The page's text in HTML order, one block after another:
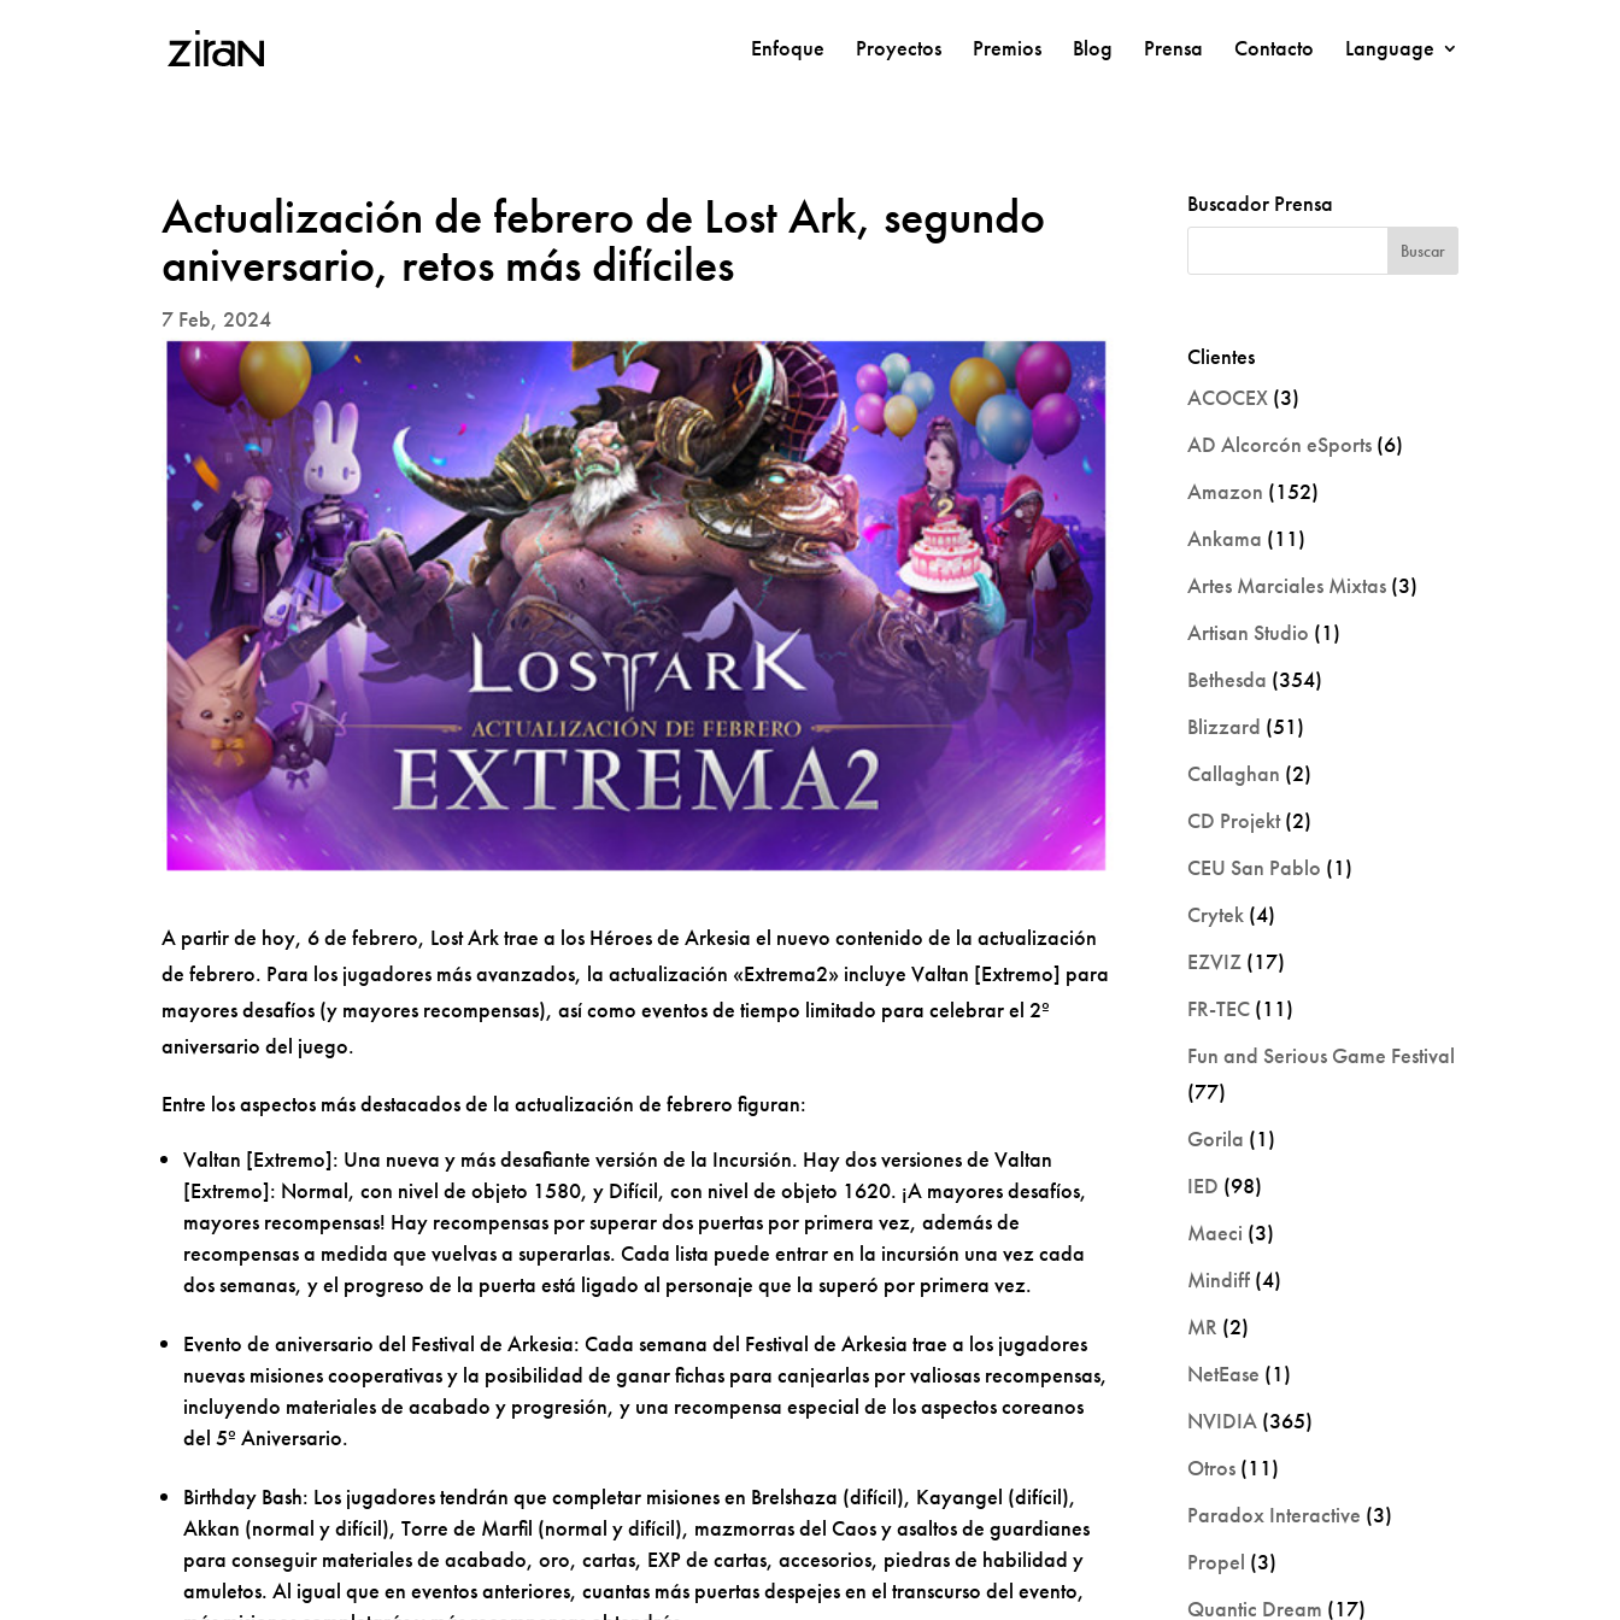
Enfoque Proyectos Premios Blog Prensa Contacto Language
Actualización de febrero de Lost Ark, segundo
aniversario, retos más difíciles
7 Feb, 2024
A partir de hoy, 6 de febrero, Lost Ark trae a los Héroes de Arkesia el nuevo contenido de la actualización
de febrero. Para los jugadores más avanzados, la actualización «Extrema2» incluye Valtan [Extremo] para
mayores desafíos (y mayores recompensas), así como eventos de tiempo limitado para celebrar el 2º
aniversario del juego.
Entre los aspectos más destacados de la actualización de febrero figuran:
Valtan [Extremo]: Una nueva y más desafiante versión de la Incursión. Hay dos versiones de Valtan
[Extremo]: Normal, con nivel de objeto 1580, y Difícil, con nivel de objeto 1620. ¡A mayores desafíos,
mayores recompensas! Hay recompensas por superar dos puertas por primera vez, además de
recompensas a medida que vuelvas a superarlas. Cada lista puede entrar en la incursión una vez cada
dos semanas, y el progreso de la puerta está ligado al personaje que la superó por primera vez.
Evento de aniversario del Festival de Arkesia: Cada semana del Festival de Arkesia trae a los jugadores
nuevas misiones cooperativas y la posibilidad de ganar fichas para canjearlas por valiosas recompensas,
incluyendo materiales de acabado y progresión, y una recompensa especial de los aspectos coreanos
del 5º Aniversario.
Birthday Bash: Los jugadores tendrán que completar misiones en Brelshaza (difícil), Kayangel (difícil),
Akkan (normal y difícil), Torre de Marfil (normal y difícil), mazmorras del Caos y asaltos de guardianes
para conseguir materiales de acabado, oro, cartas, EXP de cartas, accesorios, piedras de habilidad y
amuletos. Al igual que en eventos anteriores, cuantas más puertas despejes en el transcurso del evento,
Buscador Prensa
Clientes
ACOCEX (3)
AD Alcorcón eSports (6)
Amazon (152)
Ankama (11)
Artes Marciales Mixtas (3)
Artisan Studio (1)
Bethesda (354)
Blizzard (51)
Callaghan (2)
CD Projekt(2)
CEU San Pablo (1)
Crytek (4)
EZVIZ (17)
FR-TEC (11)
Fun and Serious Game Festival
(77)
Gorila (1)
IED (98)
Maeci (3)
Mindiff (4)
MR (2)
NetEase (1)
NVIDIA (365)
Otros (11)
Paradox Interactive (3)
Propel (3)
Quantic Dream (17)